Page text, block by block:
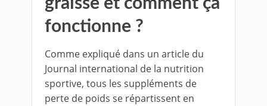
graisse et comment ça
fonctionne ?
Comme expliqué dans un article du
Journal international de la nutrition
sportive, tous les suppléments de
perte de poids se répartissent en